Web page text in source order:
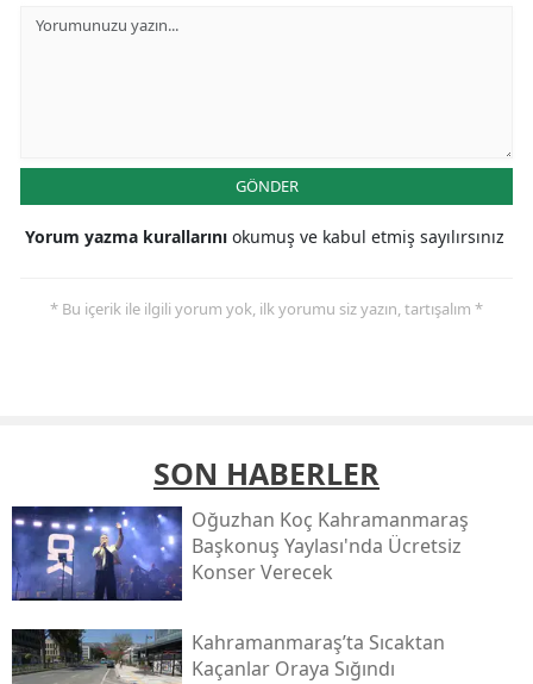
GÖNDER
Yorum yazma kurallarını okumuş ve kabul etmiş sayılırsınız
* Bu içerik ile ilgili yorum yok, ilk yorumu siz yazın, tartışalım *
SON HABERLER
Oğuzhan Koç Kahramanmaraş
Başkonuş Yaylası'nda Ücretsiz
Konser Verecek
Kahramanmaraş’ta Sıcaktan
Kaçanlar Oraya Sığındı